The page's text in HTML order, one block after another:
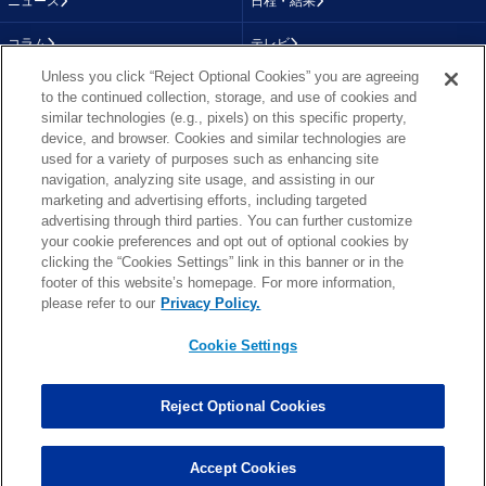
コラム テレビ
画像
About NFL
More NFL 特集
TOP お問い合わせ FAQ
PHOTO BY AP Images / PHOTO BY Getty Images
Unless you click “Reject Optional Cookies” you are agreeing
to the continued collection, storage, and use of cookies and
similar technologies (e.g., pixels) on this specific property,
device, and browser. Cookies and similar technologies are
used for a variety of purposes such as enhancing site
navigation, analyzing site usage, and assisting in our
marketing and advertising efforts, including targeted
advertising through third parties. You can further customize
your cookie preferences and opt out of optional cookies by
clicking the “Cookies Settings” link in this banner or in the
footer of this website’s homepage. For more information,
please refer to our Privacy Policy.
Cookie Settings
Reject Optional Cookies
Accept Cookies